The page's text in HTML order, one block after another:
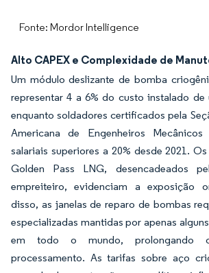
Fonte: Mordor Intelligence
Alto CAPEX e Complexidade de
Um módulo deslizante de bomba
representar 4 a 6% do custo instalado de
enquanto soldadores certificados pela
Americana de Engenheiros
salariais superiores a 20% desde 2021.
Golden Pass LNG, desencadeados
empreiteiro, evidenciam a exposição
disso, as janelas de reparo de bombas
especializadas mantidas por apenas
em todo o mundo, prolongando
processamento. As tarifas sobre aço